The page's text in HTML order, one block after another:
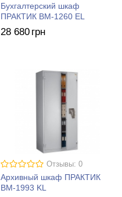
Бухгалтерский шкаф
ПРАКТИК BM-1260 EL
28 680 грн
Отзывы: 0
Архивный шкаф ПРАКТИК
BM-1993 KL